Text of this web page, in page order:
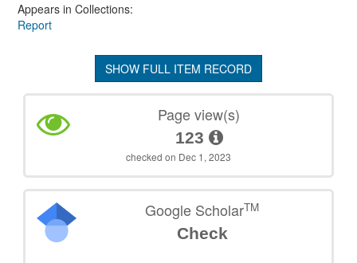
Appears in Collections:
Report
SHOW FULL ITEM RECORD
Page view(s)
123
checked on Dec 1, 2023
Google ScholarTM
Check